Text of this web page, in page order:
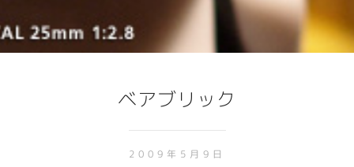
ベアブリック
2009年5月9日